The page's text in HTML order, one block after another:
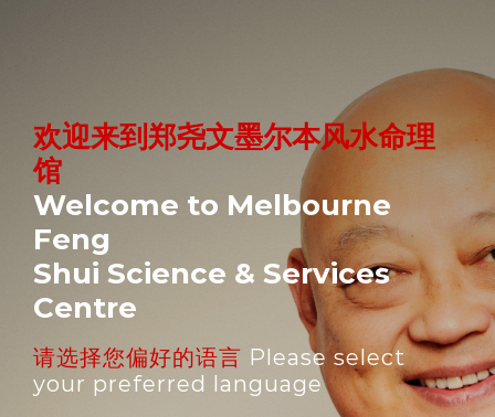
欢迎来到郑尧文墨尔本风水命理
馆
Welcome to Melbourne
Feng
Shui Science & Services
Centre
请选择您偏好的语言 Please select
your preferred language